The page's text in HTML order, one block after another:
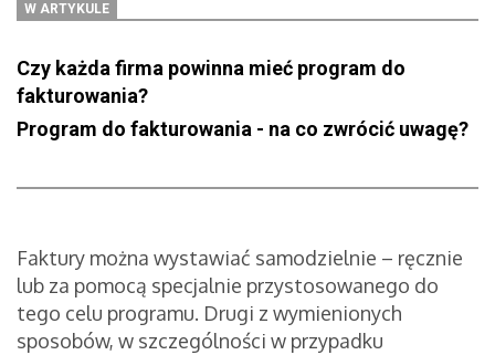
W ARTYKULE
Czy każda firma powinna mieć program do
fakturowania?
Program do fakturowania - na co zwrócić uwagę?
Faktury można wystawiać samodzielnie – ręcznie
lub za pomocą specjalnie przystosowanego do
tego celu programu. Drugi z wymienionych
sposobów, w szczególności w przypadku